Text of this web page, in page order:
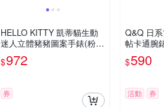
HELLO KITTY 凱蒂貓生動
迷人立體豬豬圖案手錶(粉色
KT077LWWR)
$972
券
Q&Q 日
帖卡通腕
$590
活動 券